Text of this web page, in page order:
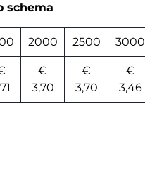
schema
2000 2500 3000
€
3,70
€
3,70
€
3,46